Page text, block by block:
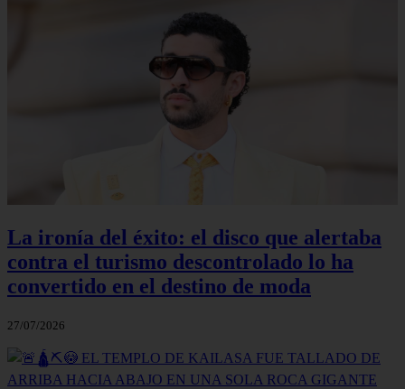
La ironía del éxito: el disco que alertaba
contra el turismo descontrolado lo ha
convertido en el destino de moda
27/07/2026